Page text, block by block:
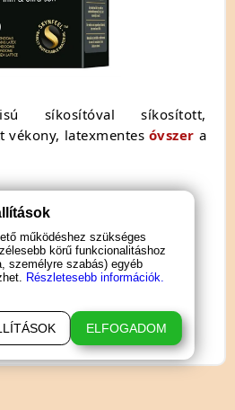
síkosítóval síkosított,
latexmentes óvszer a
érdekében használjon óvszert!
működéshez szükséges
körű funkcionalitáshoz
személyre szabás) egyéb
Részletesebb információk.
ELFOGADOM